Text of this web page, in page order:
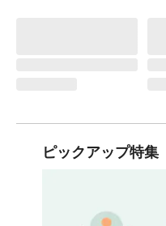
ピックアップ特集